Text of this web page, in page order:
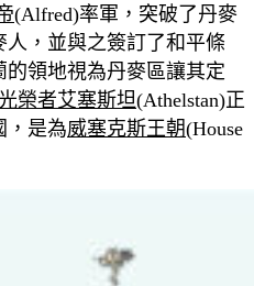
(Alfred)率軍，突破了丹麥
，並與之簽訂了和平條
領地視為丹麥區讓其定
光榮者艾塞斯坦(Athelstan)正
，是為威塞克斯王朝(House